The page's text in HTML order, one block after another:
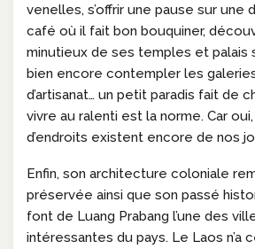
venelles, s’offrir une pause sur une
café où il fait bon bouquiner,
minutieux de ses temples et palais
bien encore contempler les
d’artisanat… un petit paradis fait de
vivre au ralenti est la norme. Car
d’endroits existent encore de nos
Enfin, son architecture coloniale
préservée ainsi que son passé
font de Luang Prabang l’une des
intéressantes du pays. Le Laos n’a